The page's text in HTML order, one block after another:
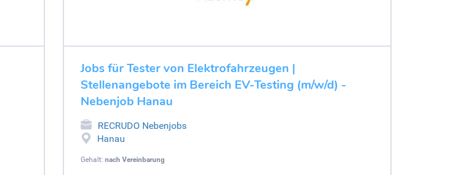
Jobs für Tester von Elektrofahrzeugen |
Stellenangebote im Bereich EV-Testing (m/w/d) -
Nebenjob Hanau
RECRUDO Nebenjobs
Hanau
Gehalt: nach Vereinbarung